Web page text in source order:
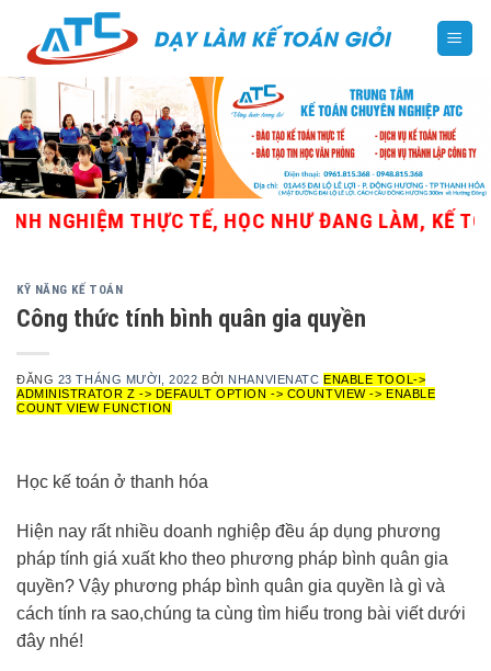
content
THỰC TẾ, HỌC NHƯ ĐANG LÀM, KẾ TOÁN
KỸ NĂNG KẾ TOÁN
Công thức tính bình quân gia quyền
ĐĂNG 23 THÁNG MƯỜI, 2022 BỞI NHANVIENATC ENABLE TOOL->
ADMINISTRATOR Z -> DEFAULT OPTION -> COUNTVIEW -> ENABLE
COUNT VIEW FUNCTION
Học kế toán ở thanh hóa
Hiện nay rất nhiều doanh nghiệp đều áp dụng phương
pháp tính giá xuất kho theo phương pháp bình quân gia
quyền? Vậy phương pháp bình quân gia quyền là gì và
cách tính ra sao,chúng ta cùng tìm hiểu trong bài viết dưới
đây nhé!